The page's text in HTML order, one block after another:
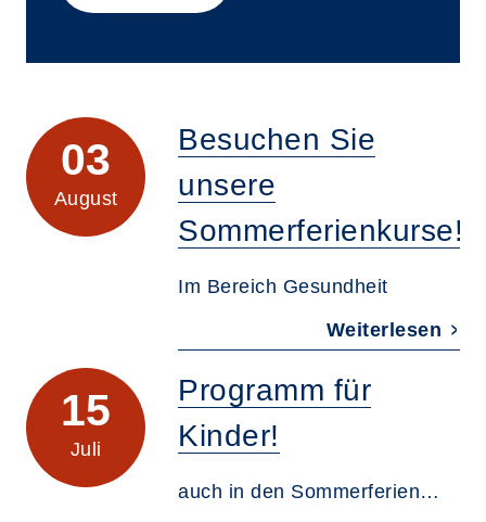
03
August
Besuchen Sie
unsere
Sommerferienkurse!
Im Bereich Gesundheit
Weiterlesen
15
Juli
Programm für
Kinder!
auch in den Sommerferien…